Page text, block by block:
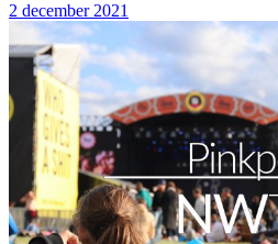
2 december 2021